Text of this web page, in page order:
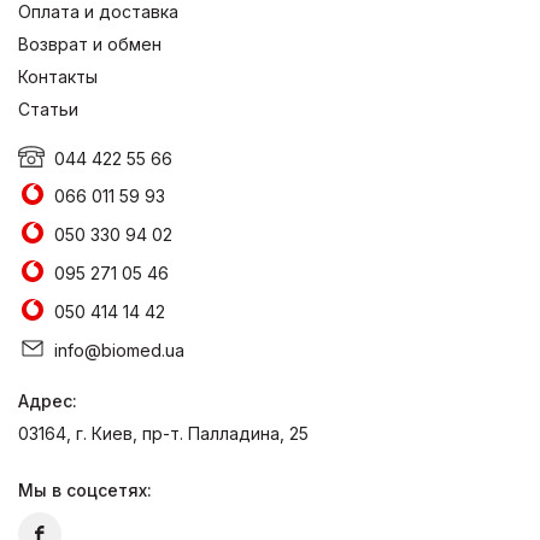
Оплата и доставка
Возврат и обмен
Контакты
Статьи
044 422 55 66
066 011 59 93
050 330 94 02
095 271 05 46
050 414 14 42
info@biomed.ua
Адрес:
03164, г. Киев, пр-т. Палладина, 25
Мы в соцсетях: